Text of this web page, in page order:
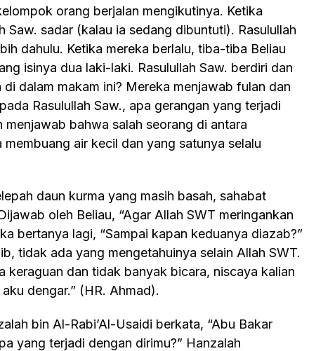
orang berjalan mengikutinya. Ketika
Saw. sadar (kalau ia sedang dibuntuti). Rasulullah
dahulu. Ketika mereka berlalu, tiba-tiba Beliau
isinya dua laki-laki. Rasulullah Saw. berdiri dan
dalam makam ini? Mereka menjawab fulan dan
Rasulullah Saw., apa gerangan yang terjadi
menjawab bahwa salah seorang di antara
air kecil dan yang satunya selalu
oleh Beliau, “Agar Allah SWT meringankan
bertanya lagi, “Sampai kapan keduanya diazab?”
tidak ada yang mengetahuinya selain Allah SWT.
keraguan dan tidak banyak bicara, niscaya kalian
dengar.” (HR. Ahmad).
yang terjadi dengan dirimu?” Hanzalah